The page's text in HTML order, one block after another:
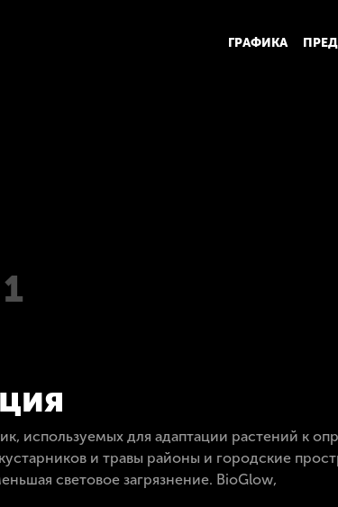
ГРАФИКА
1
используемых для адаптации растений к
и травы районы и городские
световое загрязнение. BioGlow,